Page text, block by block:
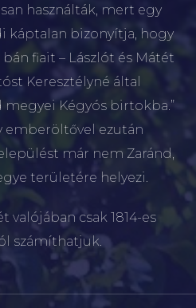
használták, mert egy
káptalan bizonyítja, hogy
fiait – Lászlót és Mátét
Keresztélyné által
Kégyós birtokba.”
emberöltővel ezután
már nem Zaránd,
területére helyezi.
csak 1814-es
számíthatjuk.